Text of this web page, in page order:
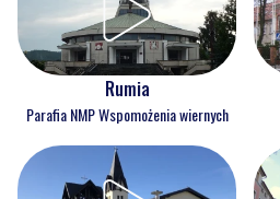
Rumia
Parafia NMP Wspomożenia wiernych